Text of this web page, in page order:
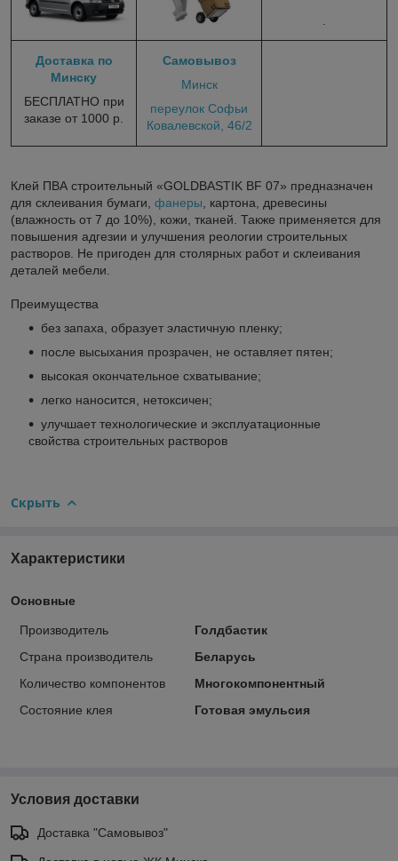
Доставка по
Минску
БЕСПЛАТНО при
заказе от 1000 р.
Самовывоз
Минск
переулок Софьи
Ковалевской, 46/2
Клей ПВА строительный «GOLDBASTIK BF 07» предназначен
для склеивания бумаги, фанеры , картона, древесины
(влажность от 7 до 10%), кожи, тканей. Также применяется для
повышения адгезии и улучшения реологии строительных
растворов. Не пригоден для столярных работ и склеивания
деталей мебели.
Преимущества
без запаха, образует эластичную пленку;
после высыхания прозрачен, не оставляет пятен;
высокая окончательное схватывание;
легко наносится, нетоксичен;
улучшает технологические и эксплуатационные
свойства строительных растворов
Скрыть
Характеристики
Основные
Производитель
Голдбастик
Страна производитель
Беларусь
Количество компонентов
Многокомпонентный
Состояние клея
Готовая эмульсия
Условия доставки
Доставка "Самовывоз"